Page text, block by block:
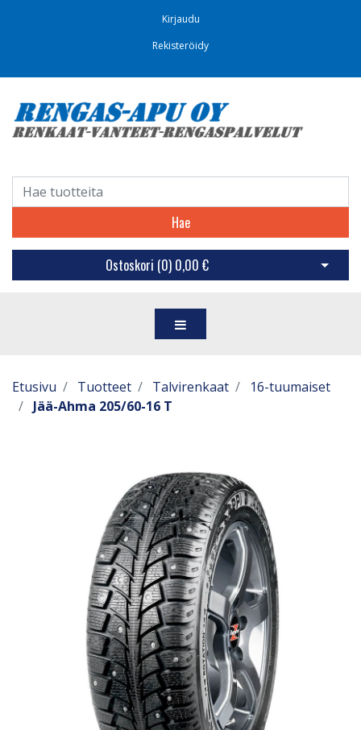
Kirjaudu
Rekisteröidy
Hae
Ostoskori (0) 0,00 € Avaa
Etusivu Tuotteet Talvirenkaat
16-tuumaiset
Jää-Ahma 205/60-16 T